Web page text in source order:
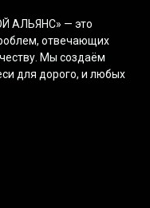
АЛЬЯНС» — это
отвечающих
Мы создаём
для дорого, и любых